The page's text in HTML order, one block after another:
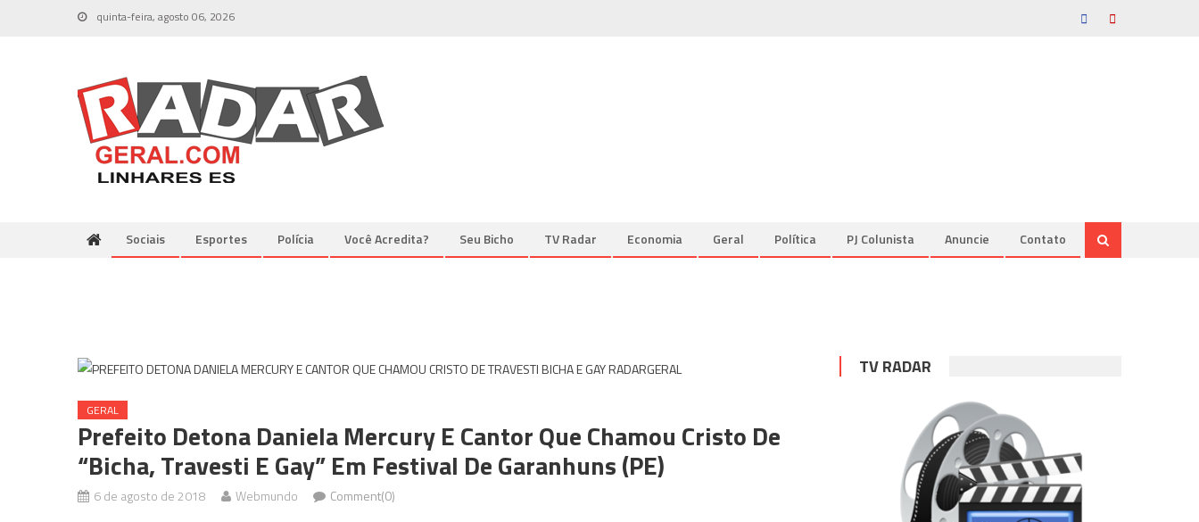
quinta-feira, agosto 06, 2026
Sociais Esportes Polícia Você Acredita? Seu Bicho TV Radar Economia Geral Política PJ Colunista Anuncie Contato
GERAL
Prefeito Detona Daniela Mercury E Cantor Que Chamou Cristo De
“Bicha, Travesti E Gay” Em Festival De Garanhuns (PE)
6 de agosto de 2018 Webmundo Comment(0)
TV RADAR